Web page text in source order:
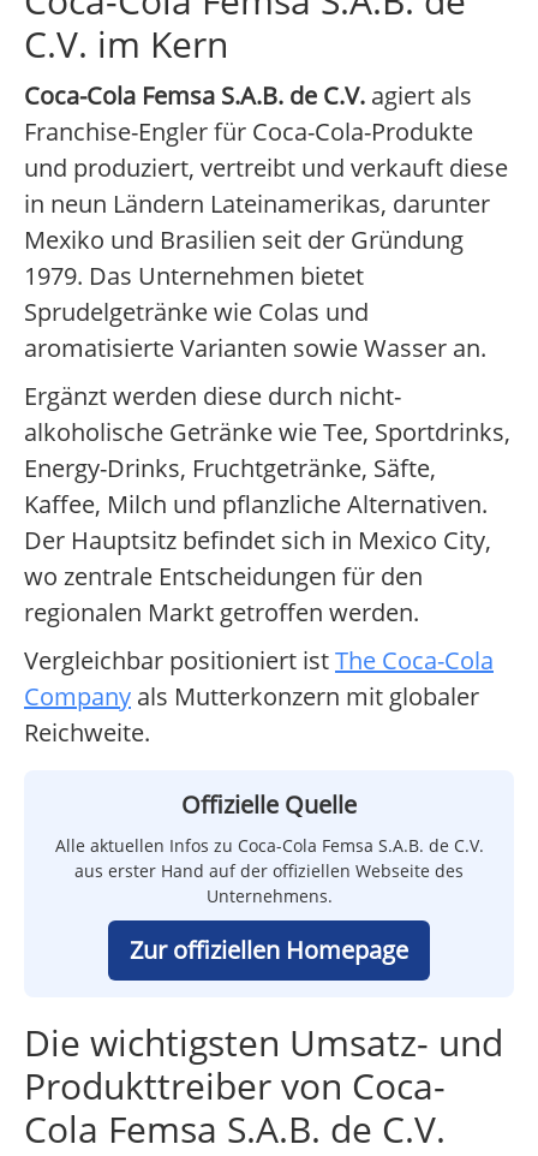
C.V. im Kern
Coca-Cola Femsa S.A.B. de C.V. agiert als
Franchise-Engler für Coca-Cola-Produkte
und produziert, vertreibt und verkauft diese
in neun Ländern Lateinamerikas, darunter
Mexiko und Brasilien seit der Gründung
1979. Das Unternehmen bietet
Sprudelgetränke wie Colas und
aromatisierte Varianten sowie Wasser an.
Ergänzt werden diese durch nicht-
alkoholische Getränke wie Tee, Sportdrinks,
Energy-Drinks, Fruchtgetränke, Säfte,
Kaffee, Milch und pflanzliche Alternativen.
Der Hauptsitz befindet sich in Mexico City,
wo zentrale Entscheidungen für den
regionalen Markt getroffen werden.
Vergleichbar positioniert istThe Coca-Cola
Company als Mutterkonzern mit globaler
Reichweite.
Offizielle Quelle
Alle aktuellen Infos zu Coca-Cola Femsa S.A.B. de C.V.
aus erster Hand auf der offiziellen Webseite des
Unternehmens.
Zur offiziellen Homepage
Die wichtigsten Umsatz- und
Produkttreiber von Coca-
Cola Femsa S.A.B. de C.V.